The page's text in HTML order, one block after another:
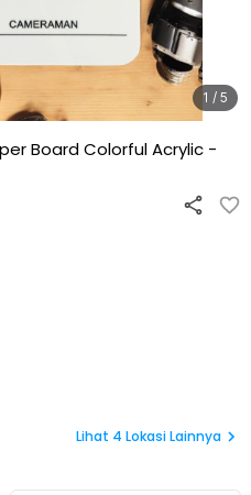
1 / 5
Board Colorful Acrylic -
Lihat 4 Lokasi Lainnya